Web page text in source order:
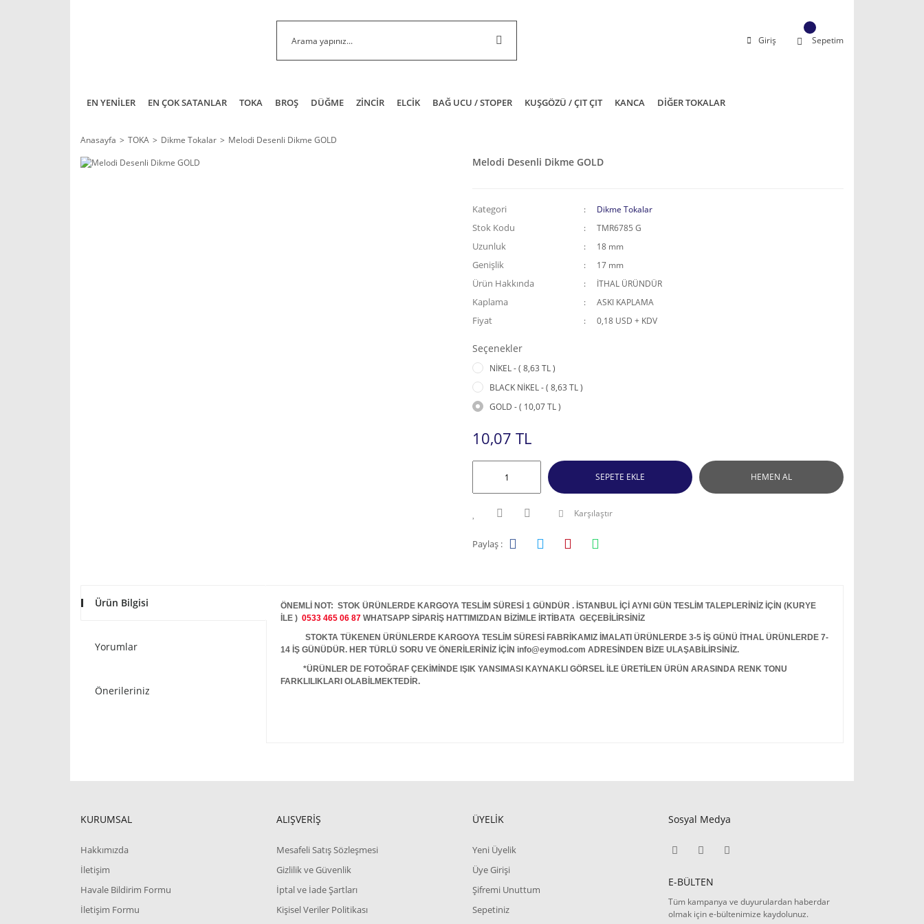
Giriş Sepetim
EN YENİLER EN ÇOK SATANLAR TOKA BROŞ DÜĞME ZİNCİR ELCİK BAĞ UCU / STOPER KUŞGÖZÜ / ÇIT ÇIT KANCA DİĞER TOKALAR
Anasayfa TOKA Dikme Tokalar Melodi Desenli Dikme GOLD
Melodi Desenli Dikme GOLD
Kategori Dikme Tokalar
Stok Kodu TMR6785 G
Uzunluk 18 mm
Genişlik 17 mm
Ürün Hakkında İTHAL ÜRÜNDÜR
Kaplama ASKI KAPLAMA
Fiyat 0,18 USD + KDV
Seçenekler
NİKEL - ( 8,63 TL )
BLACK NİKEL - ( 8,63 TL )
GOLD - ( 10,07 TL )
10,07 TL
SEPETE EKLE HEMEN AL
Karşılaştır
Paylaş :
Ürün Bilgisi
Yorumlar
Önerileriniz
ÖNEMLİ NOT: STOK ÜRÜNLERDE KARGOYA TESLİM SÜRESİ 1 GÜNDÜR . İSTANBUL İÇİ AYNI GÜN TESLİM TALEPLERİNİZ İÇİN (KURYE
İLE ) 0533 465 06 87 WHATSAPP SİPARİŞ HATTIMIZDAN BİZİMLE İRTİBATA GEÇEBİLİRSİNİZ
STOKTA TÜKENEN ÜRÜNLERDE KARGOYA TESLİM SÜRESİ FABRİKAMIZ İMALATI ÜRÜNLERDE 3-5 İŞ GÜNÜ İTHAL ÜRÜNLERDE 7-
14 İŞ GÜNÜDÜR. HER TÜRLÜ SORU VE ÖNERİLERİNİZ İÇİN info@eymod.com ADRESİNDEN BİZE ULAŞABİLİRSİNİZ.
*ÜRÜNLER DE FOTOĞRAF ÇEKİMİNDE IŞIK YANSIMASI KAYNAKLI GÖRSEL İLE ÜRETİLEN ÜRÜN ARASINDA RENK TONU
FARKLILIKLARI OLABİLMEKTEDİR.
KURUMSAL
Hakkımızda
İletişim
Havale Bildirim Formu
İletişim Formu
ALIŞVERİŞ
Mesafeli Satış Sözleşmesi
Gizlilik ve Güvenlik
İptal ve İade Şartları
Kişisel Veriler Politikası
ÜYELİK
Yeni Üyelik
Üye Girişi
Şifremi Unuttum
Sepetiniz
Sosyal Medya
E-BÜLTEN
Tüm kampanya ve duyurulardan haberdar
olmak için e-bültenimize kaydolunuz.